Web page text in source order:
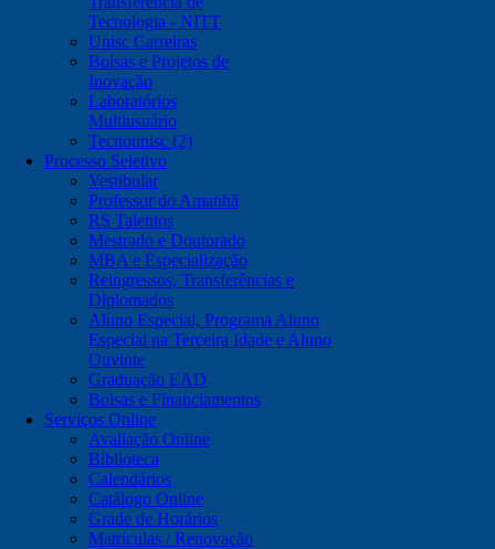
Tecnologia - NITT
Unisc Carreiras
Bolsas e Projetos de
Inovação
Laboratórios
Multiusuário
Tecnounisc (2)
Processo Seletivo
Vestibular
Professor do Amanhã
RS Talentos
Mestrado e Doutorado
MBA e Especialização
Reingressos, Transferências e
Diplomados
Aluno Especial, Programa Aluno
Especial na Terceira Idade e Aluno
Ouvinte
Graduação EAD
Bolsas e Financiamentos
Serviços Online
Avaliação Online
Biblioteca
Calendários
Catálogo Online
Grade de Horários
Matriculas / Renovação